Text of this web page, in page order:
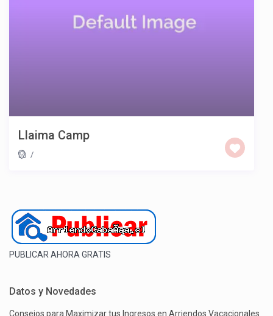
Llaima Camp
/
PUBLICAR AHORA GRATIS
Datos y Novedades
Consejos para Maximizar tus Ingresos en Arriendos Vacacionales